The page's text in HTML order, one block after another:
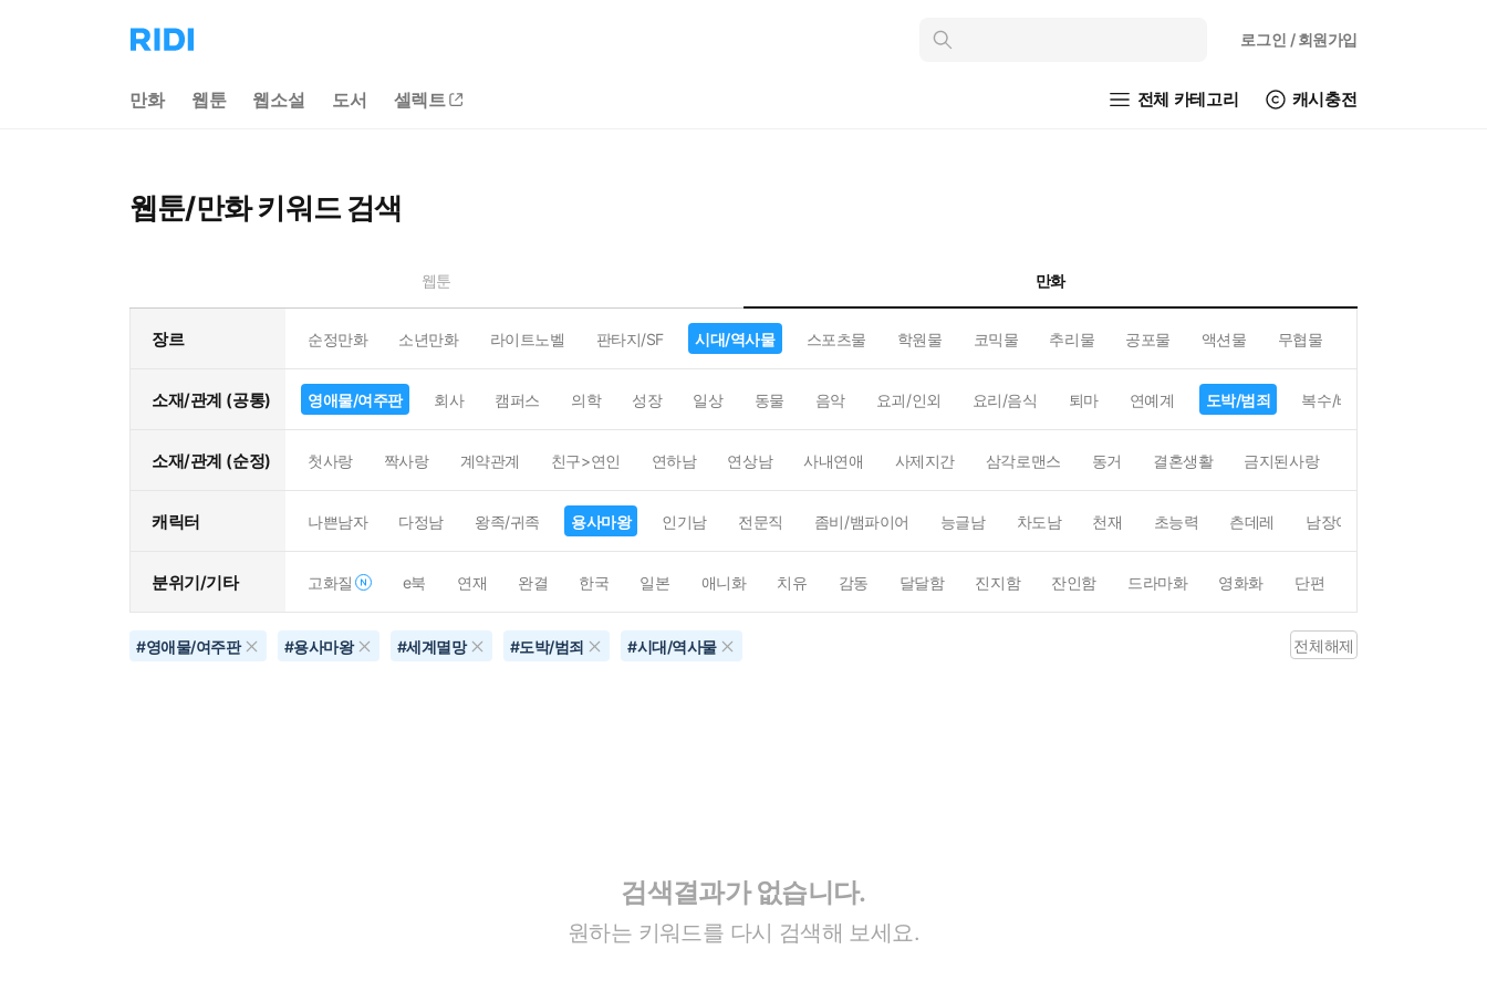
리
디
으
인
로그인 / 회원가입
만화 웹툰 웹소설 도서 셀렉트 전체 카테고리 캐시충전
웹툰/만화 키워드 검색
웹툰 만화
장르 순정만화 소년만화 라이트노벨 판타지/SF 시대/역사물 스포츠물 학원물 코믹물 추리물 공포물 액션물 무협물
소재/관계 (공통) 영애물/여주판 회사 캠퍼스 의학 성장 일상 동물 음악 요괴/인외 요리/음식 퇴마 연예계 도박/범죄 복수/배신
소재/관계 (순정) 첫사랑 짝사랑 계약관계 친구>연인 연하남 연상남 사내연애 사제지간 삼각로맨스 동거 결혼생활 금지된사랑
캐릭터 나쁜남자 다정남 왕족/귀족 용사마왕 인기남 전문직 좀비/뱀파이어 능글남 차도남 천재 초능력 츤데레 남장여자
분위기/기타 고화질 e북 연재 완결 한국 일본 애니화 치유 감동 달달함 진지함 잔인함 드라마화 영화화 단편
#영애물/여주판 #용사마왕 #세계멸망 #도박/범죄 #시대/역사물 전체해제
검색결과가 없습니다.
원하는 키워드를 다시 검색해 보세요.